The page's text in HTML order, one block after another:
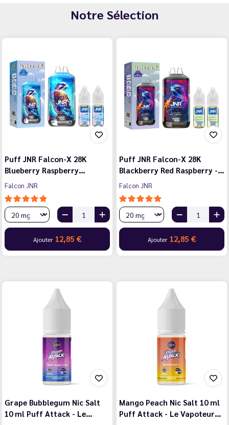
Notre Sélection
Puff JNR Falcon-X 28K
Blueberry Raspberry…
Falcon JNR
Ajouter 12,85 €
Puff JNR Falcon-X 28K
Blackberry Red Raspberry -…
Falcon JNR
Ajouter 12,85 €
Grape Bubblegum Nic Salt
10 ml Puff Attack - Le…
Mango Peach Nic Salt 10 ml
Puff Attack - Le Vapoteur…